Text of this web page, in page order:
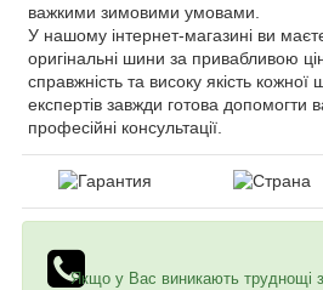
важкими зимовими умовами.
У нашому інтернет-магазині ви
оригінальні шини за привабливою
справжність та високу якість
експертів завжди готова допомогти
професійні консультації.
Якщо у Вас виникають труднощі